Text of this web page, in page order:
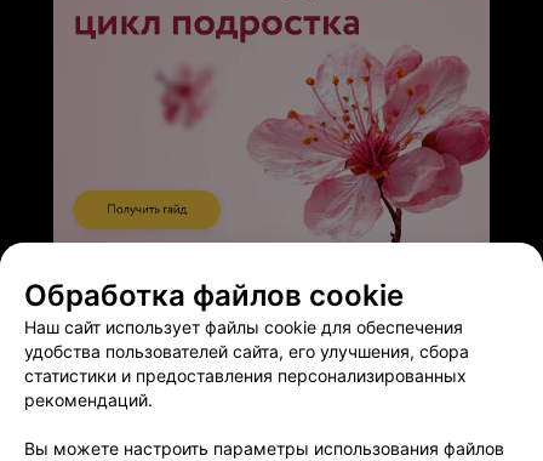
Обработка файлов cookie
Наш сайт использует файлы cookie для обеспечения
удобства пользователей сайта, его улучшения, сбора
статистики и предоставления персонализированных
рекомендаций.
Вы можете настроить параметры использования файлов